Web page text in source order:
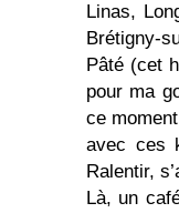
Linas,
Brétigny-
Pâté (cet
pour ma
ce
avec ces
Ralentir,
Là, un